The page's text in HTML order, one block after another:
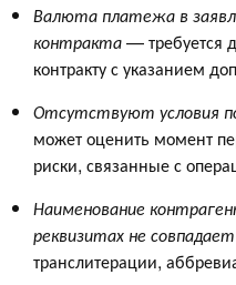
Валюта платежа в
контракта— требуется
контракту с указанием
Отсутствуют условия
может оценить момент
риски, связанные с
Наименование
реквизитах не совпадает
транслитерации,